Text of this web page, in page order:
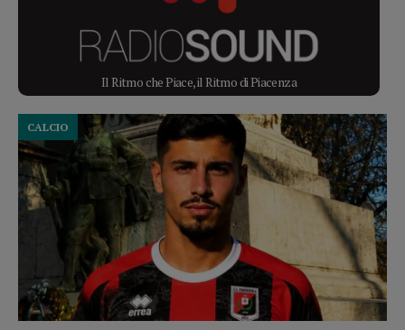
Il Ritmo che Piace, il Ritmo di Piacenza
CALCIO